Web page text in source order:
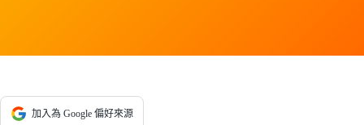
加入為 Google 偏好來源